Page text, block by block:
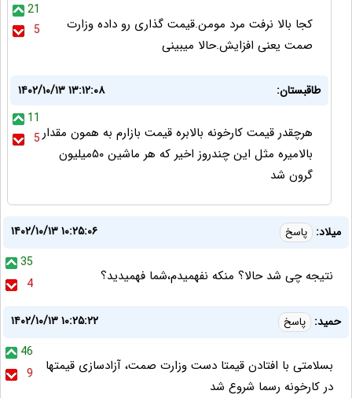
21
5
کجا بالا نرفت مرد مومن.قیمت گذاری رو داده وزارت
صمت یعنی افزایش.حالا میبینی
طاقبستان:
۱۴۰۲/۱۰/۱۳ ۱۳:۱۲:۰۸
11
5هرچقدر قیمت کارخونه بالابره قیمت بازارم به همون مقدار
بالامیره مثل این چندروز اخیر که هر ماشین ۵۰میلیون
گرون شد
میلاد: پاسخ
۱۴۰۲/۱۰/۱۳ ۱۰:۲۵:۰۶
35
4
نتیجه چی شد حالا؟ منکه نفهمیدم،شما فهمیدید؟
حمید: پاسخ
۱۴۰۲/۱۰/۱۳ ۱۰:۲۵:۲۲
46
9
بسلامتی با افتادن قیمتا دست وزارت صمت، آزادسازی قیمتها
در کارخونه رسما شروع شد